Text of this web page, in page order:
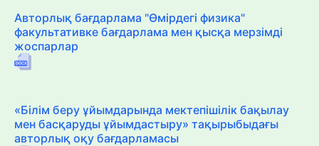
Авторлық бағдарлама "Өмірдегі физика"
факультативке бағдарлама мен қысқа мерзімді
жоспарлар
«Білім беру ұйымдарында мектепішілік бақылау
мен басқаруды ұйымдастыру» тақырыбыдағы
авторлық оқу бағдарламасы